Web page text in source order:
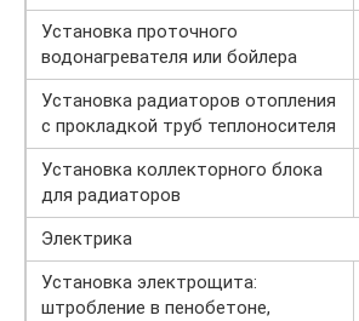
Установка проточного
водонагревателя или бойлера
Установка радиаторов отопления
с прокладкой труб теплоносителя
Установка коллекторного блока
для радиаторов
Электрика
Установка электрощита:
штробление в пенобетоне,